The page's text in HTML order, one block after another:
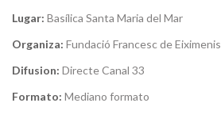
Lugar: Basílica Santa Maria del Mar
Organiza: Fundació Francesc de Eiximenis
Difusion: Directe Canal 33
Formato: Mediano formato